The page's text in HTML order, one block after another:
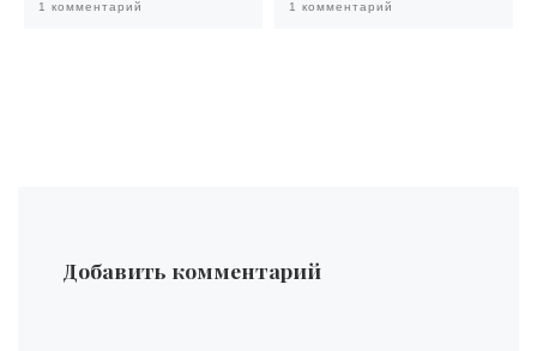
1 комментарий 1 комментарий
Добавить комментарий